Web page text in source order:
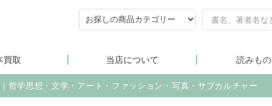
買取 当店について 読みもの
哲学思想・文学・アート・ファッション・写真・サブカルチャー